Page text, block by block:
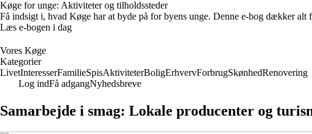
Køge for unge: Aktiviteter og tilholdssteder
Få indsigt i, hvad Køge har at byde på for byens unge. Denne e-bog dækker
Læs e-bogen i dag
Vores Køge
Kategorier
LivetInteresserFamilieSpisAktiviteterBoligErhvervForbrugSkønhedRenovering
Log indFå adgangNyhedsbreve
Samarbejde i smag: Lokale producenter og